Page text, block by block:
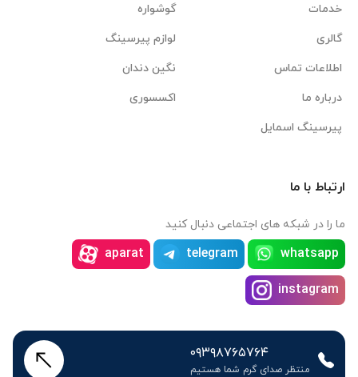
خدمات
گالری
اطلاعات تماس
درباره ما
پیرسینگ اسمایل
گوشواره
لوازم پیرسینگ
نگین دندان
اکسسوری
ارتباط با ما
ما را در شبکه های اجتماعی دنبال کنید
whatsapp
telegram
aparat
instagram
۰۹۳۹۸۷۶۵۷۶۴
منتظر صدای گرم شما هستیم